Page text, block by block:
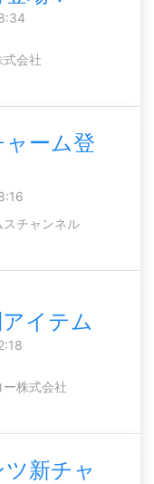
式会社
ャーム登
スチャンネル
イテム
ー株式会社
新チャ